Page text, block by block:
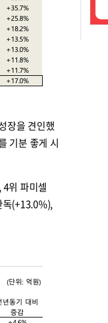
장을 견인했
기분 좋게 시
위 파미셀
독(+13.0%),